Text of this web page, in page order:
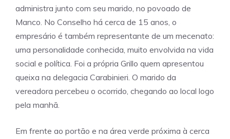
administra junto com seu marido, no povoado de
Manco. No Conselho há cerca de 15 anos, o
empresário é também representante de um mecenato:
uma personalidade conhecida, muito envolvida na vida
social e política. Foi a própria Grillo quem apresentou
queixa na delegacia Carabinieri. O marido da
vereadora percebeu o ocorrido, chegando ao local logo
pela manhã.
Em frente ao portão e na área verde próxima à cerca